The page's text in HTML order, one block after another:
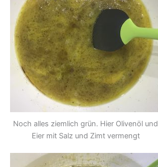
Noch alles ziemlich grün. Hier Olivenöl und
Eier mit Salz und Zimt vermengt